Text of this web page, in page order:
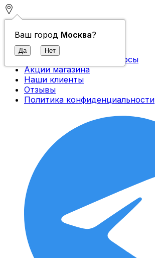
Ваш город Москва?
Контакты
О компании
Доставка и оплата
Часто задаваемые вопросы
Акции магазина
Наши клиенты
Отзывы
Политика конфиденциальности